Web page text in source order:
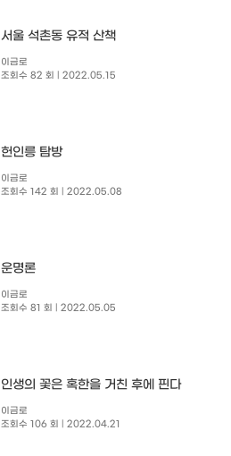
서울 석촌동 유적 산책
이금로
조회수 82 회
| 2022.05.15
헌인릉 탐방
이금로
조회수 142 회
| 2022.05.08
운명론
이금로
조회수 81 회
| 2022.05.05
인생의 꽃은 혹한을 거친 후에 핀다
이금로
조회수 106 회
| 2022.04.21